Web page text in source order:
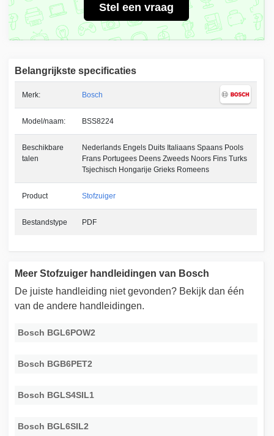
Stel een vraag
Belangrijkste specificaties
Merk: Bosch
Model/naam: BSS8224
Beschikbare
talen
Nederlands Engels Duits Italiaans Spaans Pools
Frans Portugees Deens Zweeds Noors Fins Turks
Tsjechisch Hongarije Grieks Romeens
Product Stofzuiger
Bestandstype PDF
Meer Stofzuiger handleidingen van Bosch
De juiste handleiding niet gevonden? Bekijk dan één
van de andere handleidingen.
Bosch BGL6POW2
Bosch BGB6PET2
Bosch BGLS4SIL1
Bosch BGL6SIL2